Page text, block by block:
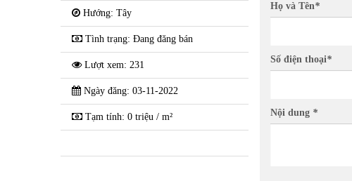
Hướng: Tây
Tình trạng: Đang đăng bán
Lượt xem: 231
Ngày đăng: 03-11-2022
Tạm tính: 0 triệu / m²
Họ và Tên*
Số điện thoại*
Nội dung *